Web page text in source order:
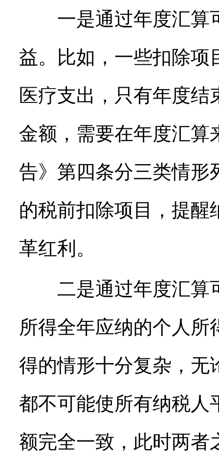
一是通过年度汇算
益。比如，一些扣除项
医疗支出，只有年度
金额，需要在年度汇算
告》第四条分三类情形
的税前扣除项目，提醒
革红利。
二是通过年度汇算
所得全年应纳的个人
得的情形十分复杂，无
都不可能使所有纳税人
额完全一致，此时两者